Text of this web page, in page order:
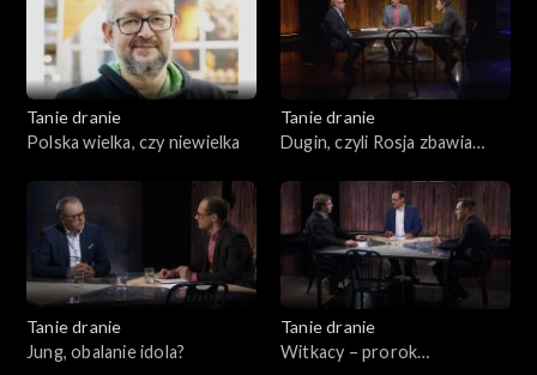
Tanie dranie
Polska wielka, czy niewielka
Tanie dranie
Dugin, czyli Rosja zbawia
Tanie dranie
Jung, obalanie idola?
Tanie dranie
Witkacy – prorok